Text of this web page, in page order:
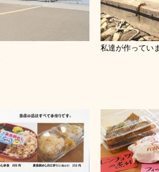
私達が作ってい